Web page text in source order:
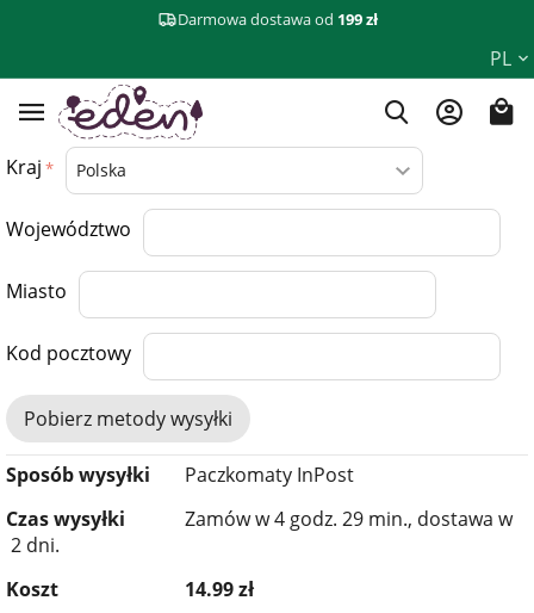
Darmowa dostawa od 199 zł
PL
Kraj
Województwo
Miasto
Kod pocztowy
Pobierz metody wysyłki
Sposób wysyłki
Paczkomaty InPost
Czas wysyłki
Zamów w 4 godz. 29 min., dostawa w​​
2 dni.
Koszt
14.99zł